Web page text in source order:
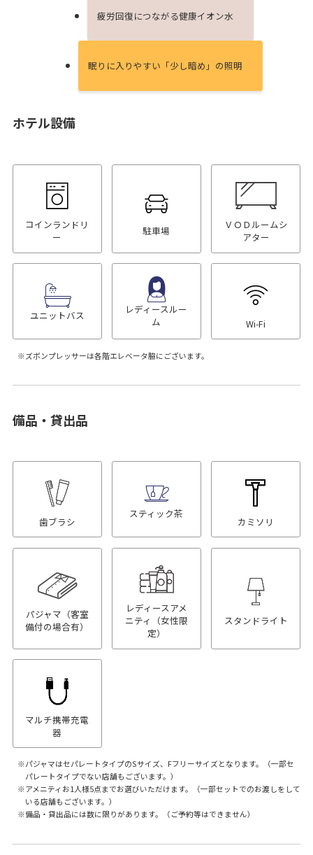
疲労回復につながる健康イオン⽔
眠りに⼊りやすい「少し暗め」の照明
ホテル設備
コインランドリ
ー
駐車場
ＶＯＤルームシ
アター
ユニットバス
レディースルー
ム
Wi-Fi
ズボンプレッサーは各階エレベータ脇にございます。
備品・貸出品
歯ブラシ
スティック茶
カミソリ
パジャマ（客室
備付の場合有）
レディースアメ
ニティ（女性限
定）
スタンドライト
マルチ携帯充電
器
パジャマはセパレートタイプのSサイズ、Fフリーサイズとなります。（一部セ
パレートタイプでない店舗もございます。）
アメニティお1人様5点までお選びいただけます。（一部セットでのお渡しをして
いる店舗もございます。）
備品・貸出品には数に限りがあります。（ご予約等はできません）